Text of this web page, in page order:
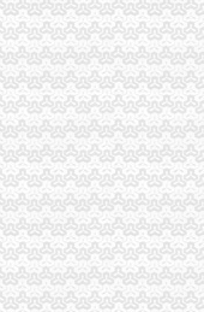
资质代理_资质代办机
代理_代办注册公司价
工商注册\变更\注销-
信息_求职找工作-重
新区代驾租车
内资公司注册代理_
庆赶集网
园新区代驾招聘信
费、可提供地址-重